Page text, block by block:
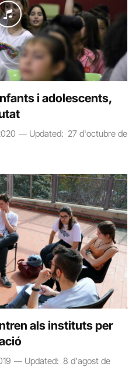
i adolescents,
Updated: 27 d'octubre de
als instituts per
Updated: 8 d'agost de